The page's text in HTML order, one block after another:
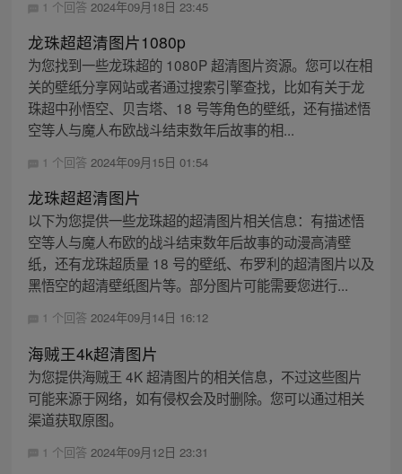
1 个回答 2024年09月18日 23:45
龙珠超超清图片1080p
为您找到一些龙珠超的 1080P 超清图片资源。您可以在相
关的壁纸分享网站或者通过搜索引擎查找，比如有关于龙
珠超中孙悟空、贝吉塔、18 号等角色的壁纸，还有描述悟
空等人与魔人布欧战斗结束数年后故事的相...
1 个回答 2024年09月15日 01:54
龙珠超超清图片
以下为您提供一些龙珠超的超清图片相关信息：有描述悟
空等人与魔人布欧的战斗结束数年后故事的动漫高清壁
纸，还有龙珠超质量 18 号的壁纸、布罗利的超清图片以及
黑悟空的超清壁纸图片等。部分图片可能需要您进行...
1 个回答 2024年09月14日 16:12
海贼王4k超清图片
为您提供海贼王 4K 超清图片的相关信息，不过这些图片
可能来源于网络，如有侵权会及时删除。您可以通过相关
渠道获取原图。
1 个回答 2024年09月12日 23:31